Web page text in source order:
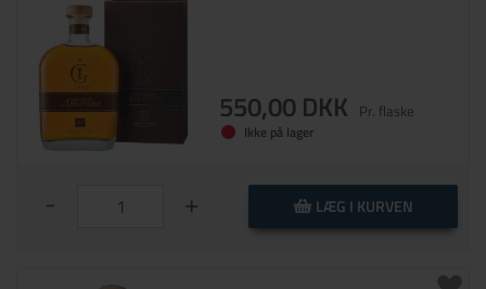
550,00 DKK Pr. flaske
Ikke på lager
- + LÆG I KURVEN